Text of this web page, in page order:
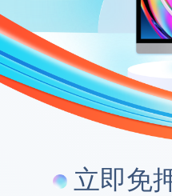
立即免